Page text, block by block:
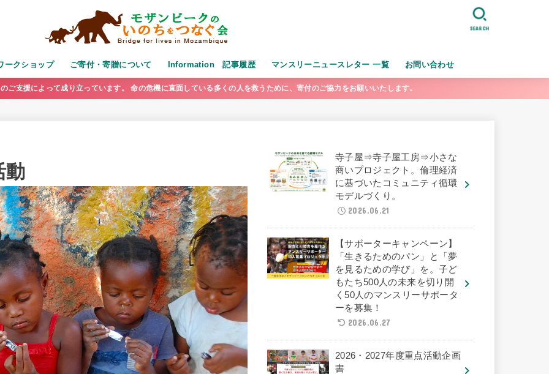
ークショップ ご寄付・寄贈について Information 記事履歴 マンスリーニュースレター 一覧 お問い合わせ
SEARCH
ご支援によって成り立っています。 命の危機に直面している多くの人を救うために、寄付のご協力をお願いいたします。
動
寺子屋⇒寺子屋工房⇒小さな
商いプロジェクト。倫理経済
に基づいたコミュニティ循環
モデルづくり。
2026.06.21
【サポーターキャンペーン】
「生きるためのパン」と「夢
を見るための学び」を。子ど
もたち500人の未来を切り開
く50人のマンスリーサポータ
ーを募集！
2026.06.27
2026・2027年度重点活動企画
書